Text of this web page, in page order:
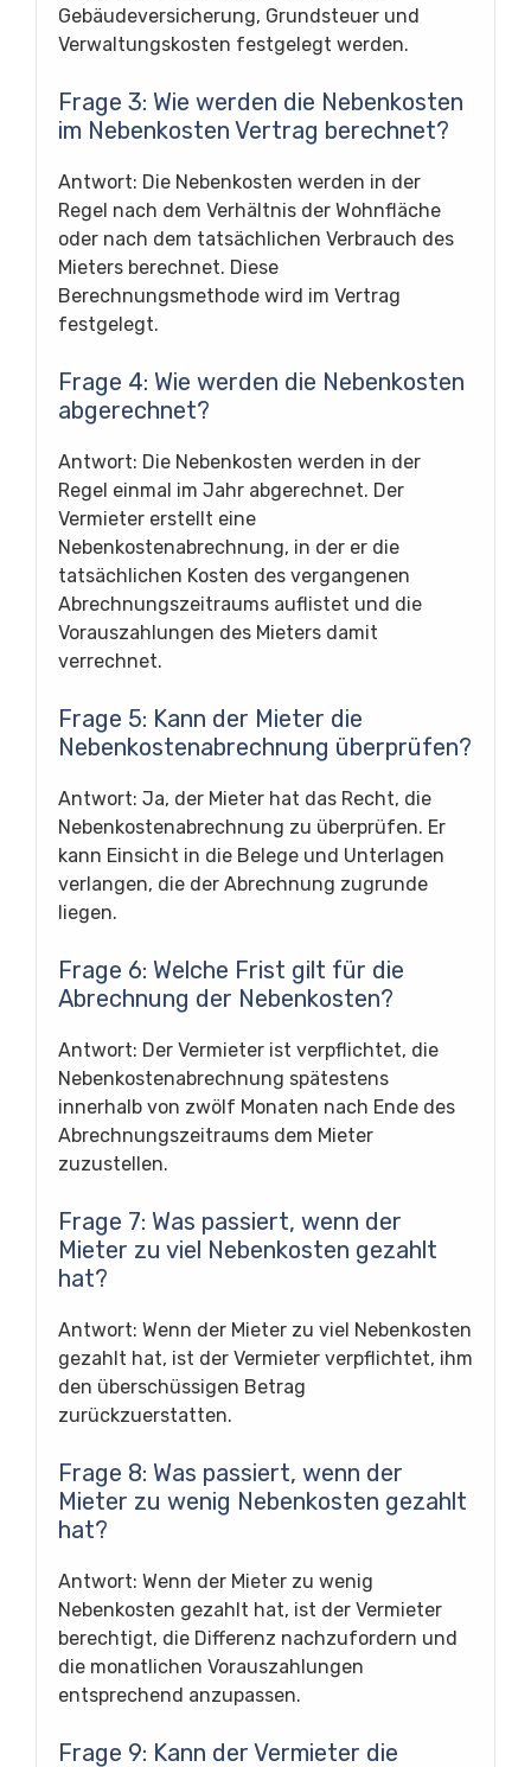
Gebäudeversicherung, Grundsteuer und
Verwaltungskosten festgelegt werden.
Frage 3: Wie werden die Nebenkosten
im Nebenkosten Vertrag berechnet?
Antwort: Die Nebenkosten werden in der
Regel nach dem Verhältnis der Wohnfläche
oder nach dem tatsächlichen Verbrauch des
Mieters berechnet. Diese
Berechnungsmethode wird im Vertrag
festgelegt.
Frage 4: Wie werden die Nebenkosten
abgerechnet?
Antwort: Die Nebenkosten werden in der
Regel einmal im Jahr abgerechnet. Der
Vermieter erstellt eine
Nebenkostenabrechnung, in der er die
tatsächlichen Kosten des vergangenen
Abrechnungszeitraums auflistet und die
Vorauszahlungen des Mieters damit
verrechnet.
Frage 5: Kann der Mieter die
Nebenkostenabrechnung überprüfen?
Antwort: Ja, der Mieter hat das Recht, die
Nebenkostenabrechnung zu überprüfen. Er
kann Einsicht in die Belege und Unterlagen
verlangen, die der Abrechnung zugrunde
liegen.
Frage 6: Welche Frist gilt für die
Abrechnung der Nebenkosten?
Antwort: Der Vermieter ist verpflichtet, die
Nebenkostenabrechnung spätestens
innerhalb von zwölf Monaten nach Ende des
Abrechnungszeitraums dem Mieter
zuzustellen.
Frage 7: Was passiert, wenn der
Mieter zu viel Nebenkosten gezahlt
hat?
Antwort: Wenn der Mieter zu viel Nebenkosten
gezahlt hat, ist der Vermieter verpflichtet, ihm
den überschüssigen Betrag
zurückzuerstatten.
Frage 8: Was passiert, wenn der
Mieter zu wenig Nebenkosten gezahlt
hat?
Antwort: Wenn der Mieter zu wenig
Nebenkosten gezahlt hat, ist der Vermieter
berechtigt, die Differenz nachzufordern und
die monatlichen Vorauszahlungen
entsprechend anzupassen.
Frage 9: Kann der Vermieter die